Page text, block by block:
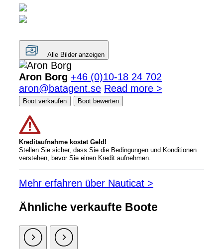
Alle Bilder anzeigen
Aron Borg +46 (0)10-18 24 702
aron@batagent.se Read more >
Boot verkaufen Boot bewerten
Kreditaufnahme kostet Geld!
Stellen Sie sicher, dass Sie die Bedingungen und Konditionen
verstehen, bevor Sie einen Kredit aufnehmen.
Mehr erfahren über Nauticat >
Ähnliche verkaufte Boote